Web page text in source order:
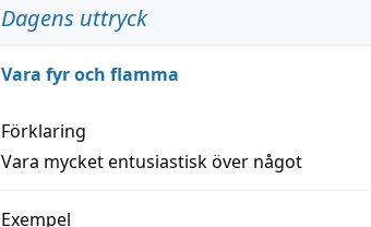
Dagens uttryck
Vara fyr och flamma
Förklaring
Vara mycket entusiastisk över något
Exempel